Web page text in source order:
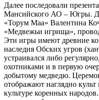
Далее последовали
Мансийского АО – Югры.
«Торум Маа» Валентина
«Медвежьи игрища»,
Эти игры имеют древние
наследия Обских угров
устраивался либо
охотниками и в первую
добытому медведю.
отображают наглядно культ
культуре коренных